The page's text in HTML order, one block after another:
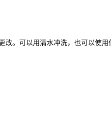
。可以用清水冲洗，也可以使